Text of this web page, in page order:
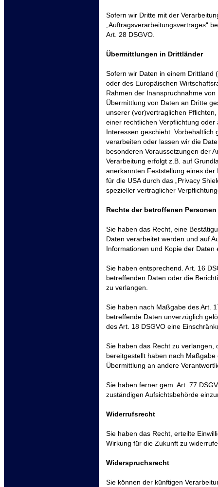
Sofern wir Dritte mit der
„Auftragsverarbeitungsvertrages“
Art. 28 DSGVO.
Übermittlungen in Drittländer
Sofern wir Daten in einem Drittland
oder des Europäischen
Rahmen der Inanspruchnahme
Übermittlung von Daten an Dritte
unserer (vor)vertraglichen
einer rechtlichen Verpflichtung
Interessen geschieht.
verarbeiten oder lassen wir die
besonderen Voraussetzungen der
Verarbeitung erfolgt z.B. auf
anerkannten Feststellung eines
für die USA durch das „Privacy
spezieller vertraglicher
Rechte der betroffenen Personen
Sie haben das Recht, eine
Daten verarbeitet werden und auf
Informationen und Kopie der Daten
Sie haben entsprechend. Art. 16
betreffenden Daten oder die
zu verlangen.
Sie haben nach Maßgabe des Art.
betreffende Daten unverzüglich
des Art. 18 DSGVO eine
Sie haben das Recht zu verlangen,
bereitgestellt haben nach
Übermittlung an andere
Sie haben ferner gem. Art. 77
zuständigen Aufsichtsbehörde
Widerrufsrecht
Sie haben das Recht, erteilte
Wirkung für die Zukunft zu
Widerspruchsrecht
Sie können der künftigen